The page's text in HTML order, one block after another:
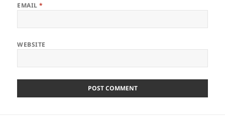
EMAIL*
WEBSITE